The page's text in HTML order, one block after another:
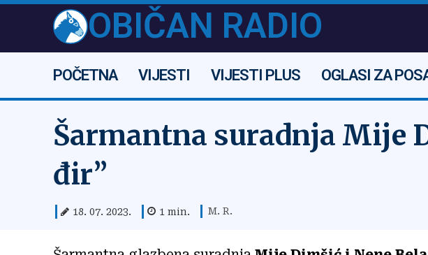
OBIČAN RADIO
POČETNA VIJESTI VIJESTI PLUS OGLASI ZA
Šarmantna suradnja Mije
đir”
18. 07. 2023. 1 min. M. R.